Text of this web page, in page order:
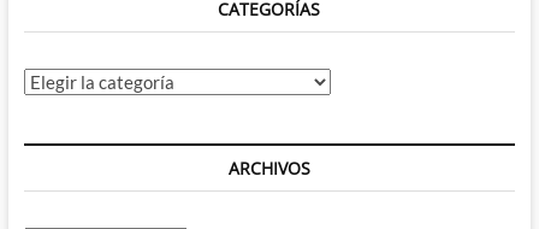
CATEGORÍAS
Categorías
ARCHIVOS